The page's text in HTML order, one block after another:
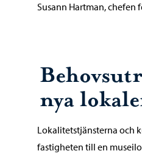
Susann Hartman, chefen
nya
Lokalitetstjänsterna och
fastigheten till en